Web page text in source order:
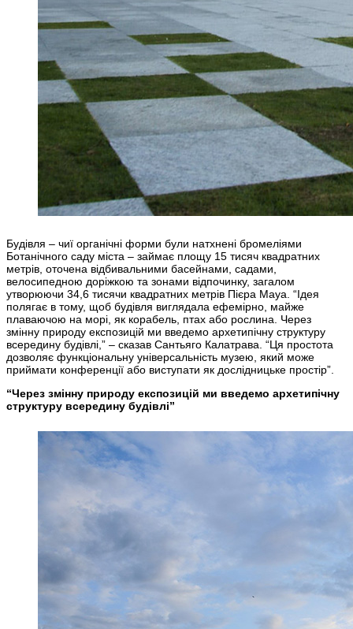
Будівля – чиї органічні форми були натхнені бромеліями
Ботанічного саду міста – займає площу 15 тисяч квадратних
метрів, оточена відбивальними басейнами, садами,
велосипедною доріжкою та зонами відпочинку, загалом
утворюючи 34,6 тисячи квадратних метрів Пієра Мауа. “Ідея
полягає в тому, щоб будівля виглядала ефемірно, майже
плаваючою на морі, як корабель, птах або рослина. Через
змінну природу експозицій ми введемо архетипічну структуру
всередину будівлі,” – сказав Сантьяго Калатрава. “Ця простота
дозволяє функціональну універсальність музею, який може
приймати конференції або виступати як дослідницьке простір”.
“Через змінну природу експозицій ми введемо архетипічну
структуру всередину будівлі”